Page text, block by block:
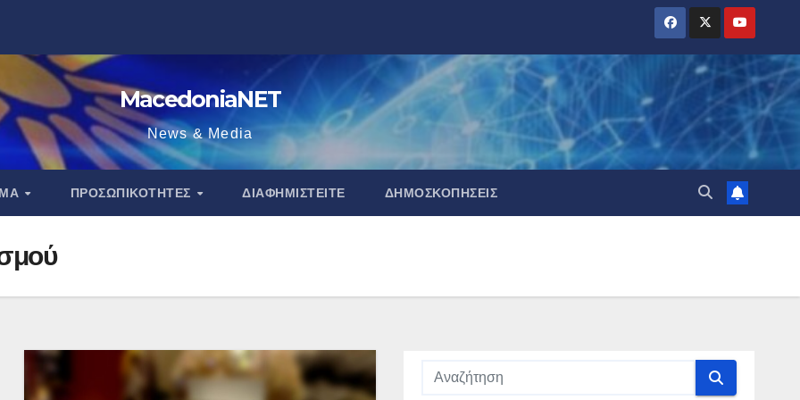
MacedoniaNET
News & Media
ΠΡΟΣΩΠΙΚΌΤΗΤΕΣ ΔΙΑΦΗΜΙΣΤΕΊΤΕ ΔΗΜΟΣΚΟΠΉΣΕΙΣ